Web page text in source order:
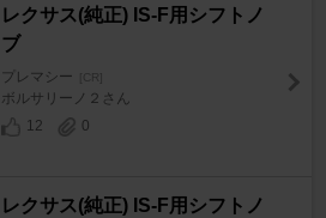
レクサス(純正) IS-F用シフトノ
ブ
プレマシー [CR]
ボルサリーノ２さん
12
0
レクサス(純正) IS-F用シフトノ